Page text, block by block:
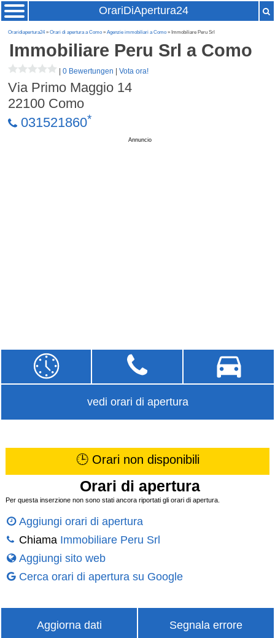
OrariDiApertura24
Oraridiapertura24»Orari di apertura a Como »Agenzie immobiliari a Como » Immobiliare Peru Srl
Immobiliare Peru Srl a Como
|0 Bewertungen |Vota ora!
Via Primo Maggio 14
22100 Como
031521860*
Annuncio
vedi orari di apertura
🕒 Orari non disponibili
Orari di apertura
Per questa inserzione non sono stati ancora riportati gli orari di apertura.
Aggiungi orari di apertura
Chiama Immobiliare Peru Srl
Aggiungi sito web
Cerca orari di apertura su Google
Aggiorna dati Segnala errore